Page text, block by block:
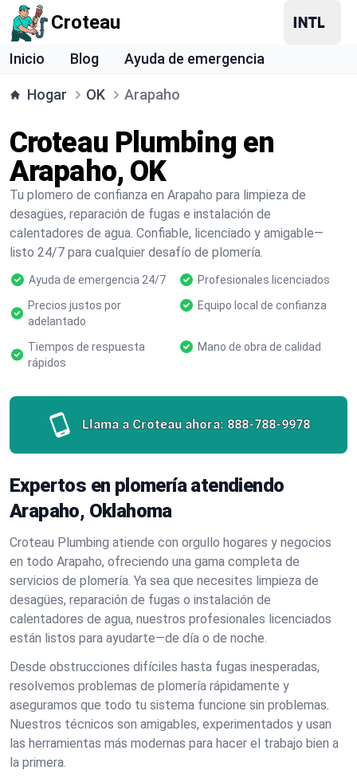
Croteau
Inicio Blog Ayuda de emergencia
Hogar OK Arapaho
Croteau Plumbing en
Arapaho, OK
Tu plomero de confianza en Arapaho para limpieza de
desagües, reparación de fugas e instalación de
calentadores de agua. Confiable, licenciado y amigable—
listo 24/7 para cualquier desafío de plomería.
Ayuda de emergencia 24/7
Profesionales licenciados
Precios justos por
adelantado
Equipo local de confianza
Tiempos de respuesta
rápidos
Mano de obra de calidad
Llama a Croteau ahora: 888-788-9978
Expertos en plomería atendiendo
Arapaho, Oklahoma
Croteau Plumbing atiende con orgullo hogares y negocios
en todo Arapaho, ofreciendo una gama completa de
servicios de plomería. Ya sea que necesites limpieza de
desagües, reparación de fugas o instalación de
calentadores de agua, nuestros profesionales licenciados
están listos para ayudarte—de día o de noche.
Desde obstrucciones difíciles hasta fugas inesperadas,
resolvemos problemas de plomería rápidamente y
aseguramos que todo tu sistema funcione sin problemas.
Nuestros técnicos son amigables, experimentados y usan
las herramientas más modernas para hacer el trabajo bien a
la primera.